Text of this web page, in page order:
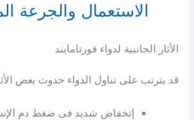
الاستعمال والجرعة
الأثار الجانبية لدواء فورتامايند
قد يترتب على تناول الدواء حدوث بعض الأثار
إتخفاض شديد فى ضغط دم